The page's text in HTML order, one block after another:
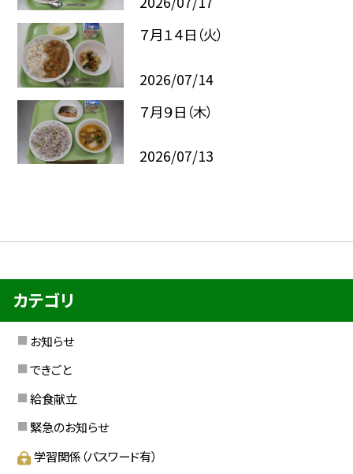
７月１４日（火）
2026/07/14
７月９日（木）
2026/07/13
カテゴリ
お知らせ
できごと
給食献立
緊急のお知らせ
学習関係（パスワード有）